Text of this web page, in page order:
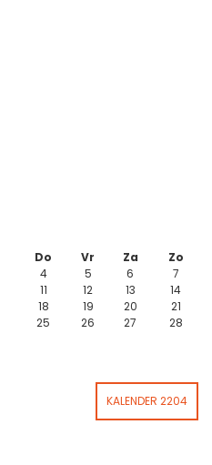
Do Vr Za
Zo
4 5 6
7
11 12 13
14
18 19 20
21
25 26 27
28
KALENDER 2204